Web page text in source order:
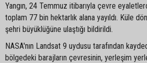
Yangın, 24 Temmuz itibarıyla çevre
toplam 77 bin hektarlık alana yayıldı. Küle
şehri büyüklüğüne ulaştığı bildirildi.
NASA'nın Landsat 9 uydusu tarafından
bölgedeki barajların çevresinin, yerleşim